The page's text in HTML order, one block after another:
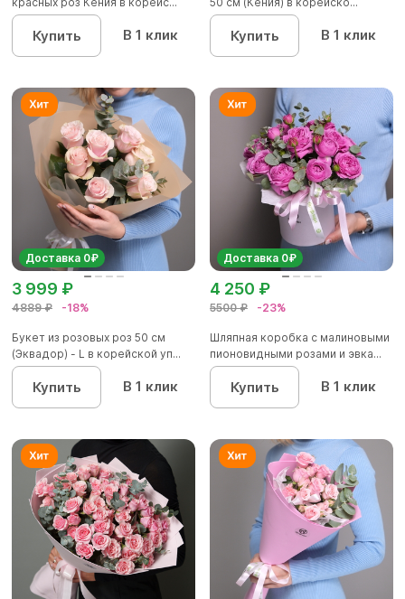
Купить В 1 клик Купить В 1 клик
Доставка 0₽
4889 ₽ -18%
3 999 ₽
Букет из розовых роз 50 см
(Эквадор) - L в корейской уп...
Купить В 1 клик
Доставка 0₽
5500 ₽ -23%
4 250 ₽
Шляпная коробка с малиновыми
пионовидными розами и эвка...
Купить В 1 клик